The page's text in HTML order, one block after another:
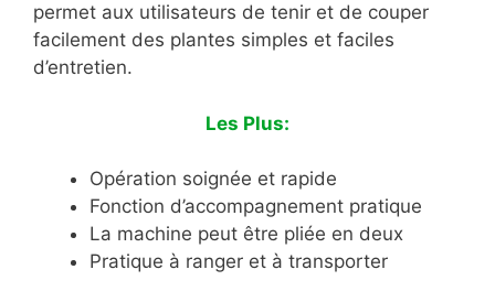
permet aux utilisateurs de tenir et de couper
facilement des plantes simples et faciles
d’entretien.
Les Plus:
Opération soignée et rapide
Fonction d’accompagnement pratique
La machine peut être pliée en deux
Pratique à ranger et à transporter